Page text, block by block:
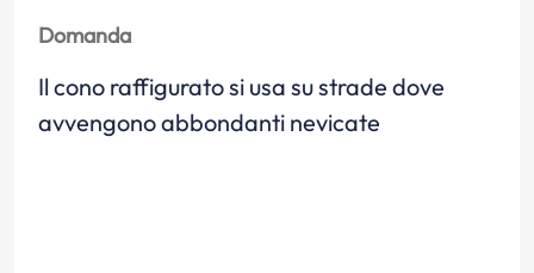
Domanda
Il cono raffigurato si usa su strade dove
avvengono abbondanti nevicate